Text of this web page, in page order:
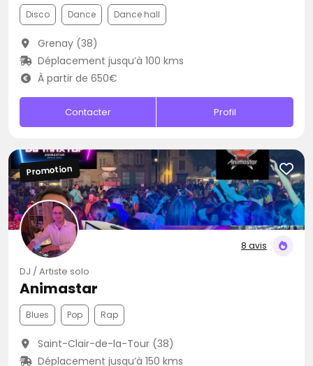
Disco Dance Dance hall
Grenay (38)
Déplacement jusqu’à 100 kms
À partir de 650€
Contacter Profil
8 avis
Promotion
DJ / Artiste solo
Animastar
Blues Pop Rap
Saint-Clair-de-la-Tour (38)
Déplacement jusqu’à 150 kms